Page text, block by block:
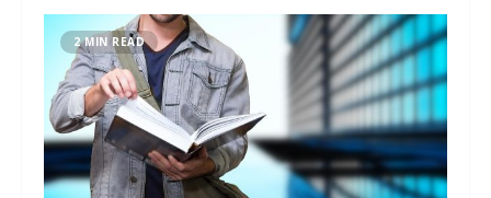
2 MIN READ